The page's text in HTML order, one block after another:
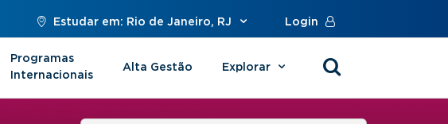
Estudar em: Rio de Janeiro, RJ Login
Programas
Internacionais
Alta Gestão Explorar